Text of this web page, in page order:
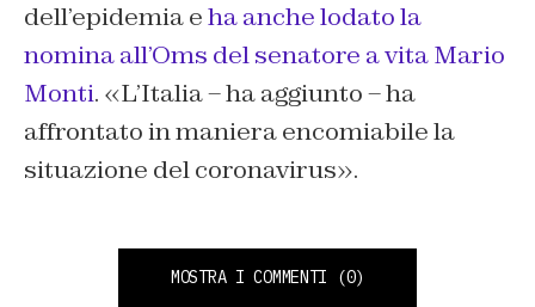
dell’epidemia eha anche lodato la
nomina all’Oms del senatore a vita Mario
Monti. «L’Italia – ha aggiunto – ha
affrontato in maniera encomiabile la
situazione del coronavirus».
MOSTRA I COMMENTI (0)